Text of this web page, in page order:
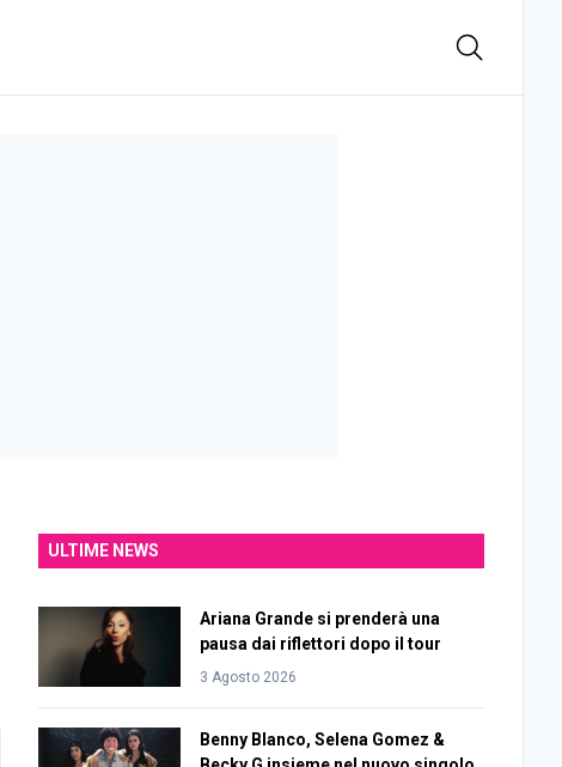
ULTIME NEWS
Ariana Grande si prenderà una
pausa dai riflettori dopo il tour
3 Agosto 2026
Benny Blanco, Selena Gomez &